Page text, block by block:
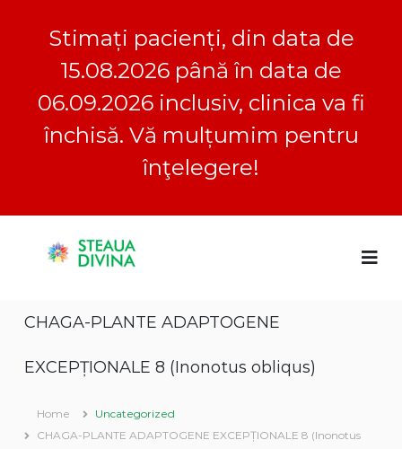
Stimați pacienți, din data de
15.08.2026 până în data de
06.09.2026 inclusiv, clinica va fi
închisă. Vă mulțumim pentru
înţelegere!
u
D
v
i
c
t
u
a
CHAGA-PLANTE ADAPTOGENE
EXCEPȚIONALE 8 (Inonotus obliqus)
Home
Uncategorized
CHAGA-PLANTE ADAPTOGENE EXCEPȚIONALE 8 (Inonotus